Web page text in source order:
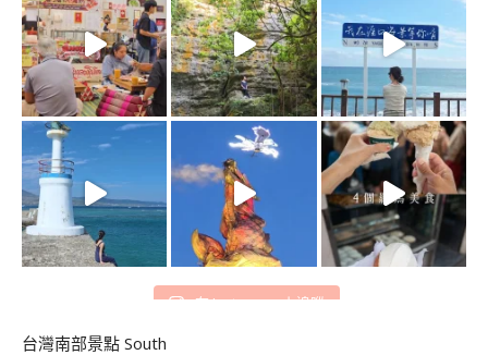
在 Instagram 上追蹤
台灣南部景點 South